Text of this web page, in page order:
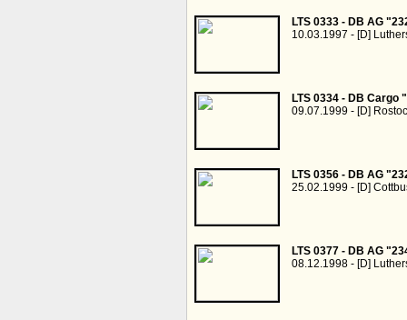
LTS 0333 - DB AG
10.03.1997 - [D]
LTS 0334 - DB Cargo
09.07.1999 - [D]
LTS 0356 - DB AG
25.02.1999 - [D]
LTS 0377 - DB AG
08.12.1998 - [D]